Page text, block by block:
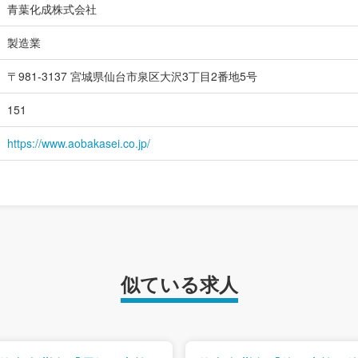
青葉化成株式会社
製造業
〒981-3137 宮城県仙台市泉区大沢3丁目2番地5号
151
https://www.aobakasei.co.jp/
似ている求人